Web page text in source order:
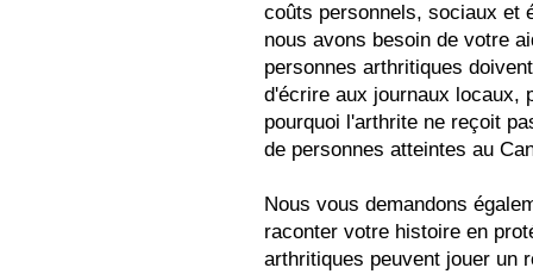
coûts personnels, sociaux et
nous avons besoin de votre
personnes arthritiques
d'écrire aux journaux locaux,
pourquoi l'arthrite ne reçoit
de personnes atteintes au
Nous vous demandons
raconter votre histoire en
arthritiques peuvent jouer un